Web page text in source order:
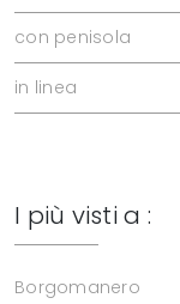
con penisola
in linea
I più visti a :
Borgomanero